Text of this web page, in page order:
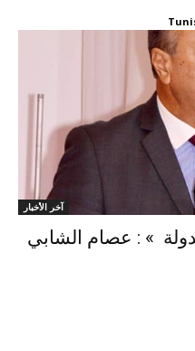
آخر الأخبار
» : عصام الشابي